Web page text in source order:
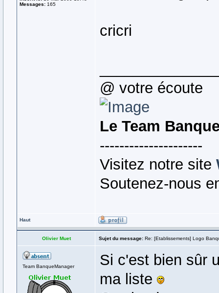
Messages: 165
cricri
@ votre écoute
Le Team
---------------------
Visitez notre site
Soutenez-nous
Haut
Olivier Muet Sujet du message: Re: [Etablissements] Logo
Team BanqueManager
Si c'est bien sûr
ma liste